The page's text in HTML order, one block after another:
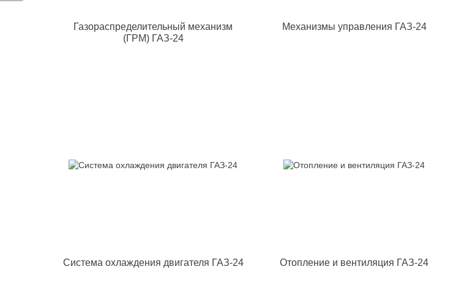
Газораспределительный механизм
(ГРМ) ГАЗ-24
Механизмы управления ГАЗ-24
Система охлаждения двигателя ГАЗ-24 Отопление и вентиляция ГАЗ-24